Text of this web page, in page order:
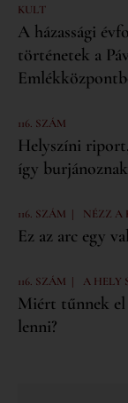
KULT
A házassági
történetek a
116. SZÁM
Helyszíni
így
116. SZÁM | NÉZZ A
Ez az arc egy
116. SZÁM | A HELY
Miért tűnnek el
lenni?